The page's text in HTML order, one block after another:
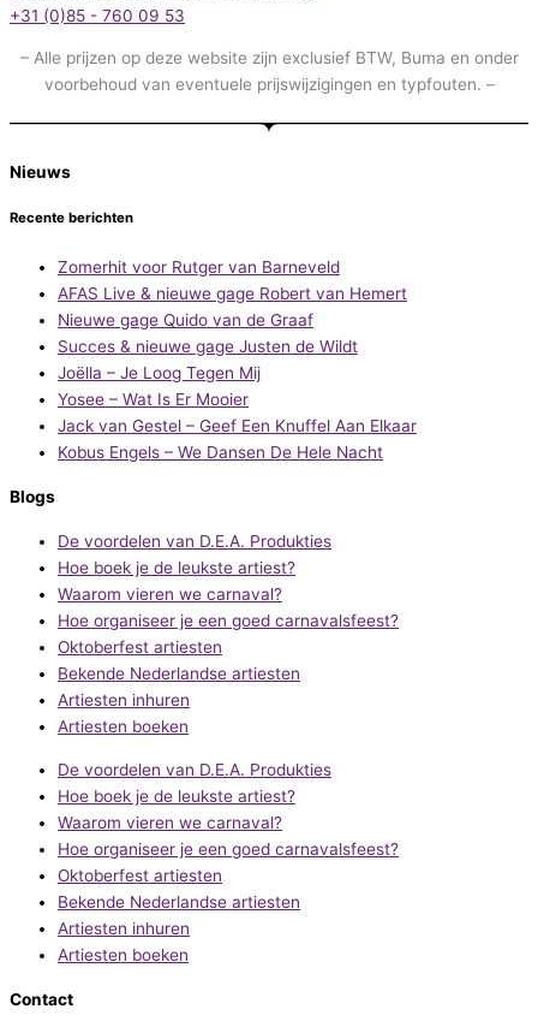
+31 (0)85 - 760 09 53
– Alle prijzen op deze website zijn exclusief BTW, Buma en onder
voorbehoud van eventuele prijswijzigingen en typfouten. –
Nieuws
Recente berichten
Zomerhit voor Rutger van Barneveld
AFAS Live & nieuwe gage Robert van Hemert
Nieuwe gage Quido van de Graaf
Succes & nieuwe gage Justen de Wildt
Joëlla – Je Loog Tegen Mij
Yosee – Wat Is Er Mooier
Jack van Gestel – Geef Een Knuffel Aan Elkaar
Kobus Engels – We Dansen De Hele Nacht
Blogs
De voordelen van D.E.A. Produkties
Hoe boek je de leukste artiest?
Waarom vieren we carnaval?
Hoe organiseer je een goed carnavalsfeest?
Oktoberfest artiesten
Bekende Nederlandse artiesten
Artiesten inhuren
Artiesten boeken
De voordelen van D.E.A. Produkties
Hoe boek je de leukste artiest?
Waarom vieren we carnaval?
Hoe organiseer je een goed carnavalsfeest?
Oktoberfest artiesten
Bekende Nederlandse artiesten
Artiesten inhuren
Artiesten boeken
Contact